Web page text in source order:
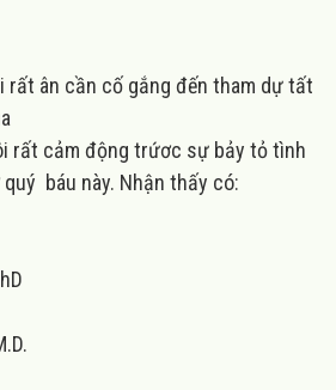
rất ân cần cố gắng đến tham dự tất
rất cảm động trứơc sự bảy tỏ tình
báu này. Nhận thấy có: